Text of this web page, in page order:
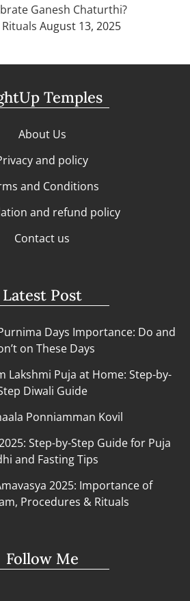
Ganesh Chaturthi?
August 13, 2025
Temples
About Us
and policy
and Conditions
and refund policy
Contact us
Latest Post
Days Importance: Do and
on These Days
Lakshmi Puja at Home: Step-by-
Diwali Guide
Ponniamman Kovil
Step-by-Step Guide for Puja
and Fasting Tips
2025: Importance of
Procedures & Rituals
Follow Me